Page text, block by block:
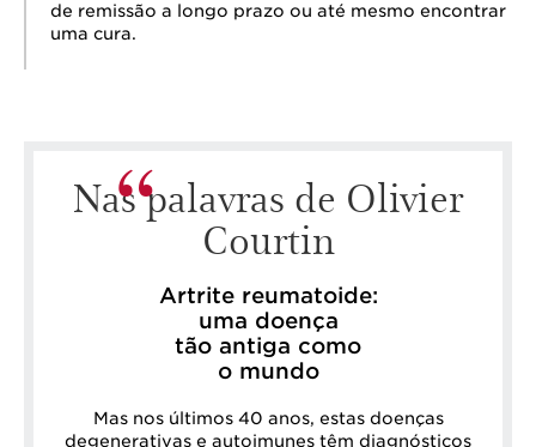
de remissão a longo prazo ou até mesmo encontrar
uma cura.
Nas palavras de Olivier
Courtin
Artrite reumatoide:
uma doença
tão antiga como
o mundo
Mas nos últimos 40 anos, estas doenças
degenerativas e autoimunes têm diagnósticos